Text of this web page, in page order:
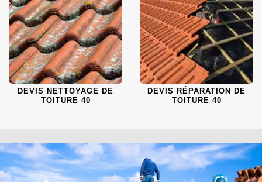
DEVIS NETTOYAGE DE
TOITURE 40
DEVIS RÉPARATION DE
TOITURE 40